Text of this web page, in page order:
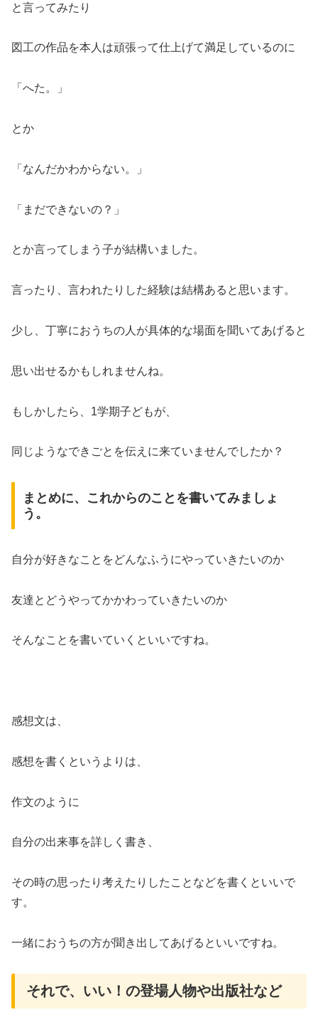
と言ってみたり
図工の作品を本人は頑張って仕上げて満足しているのに
「へた。」
とか
「なんだかわからない。」
「まだできないの？」
とか言ってしまう子が結構いました。
言ったり、言われたりした経験は結構あると思います。
少し、丁寧におうちの人が具体的な場面を聞いてあげると
思い出せるかもしれませんね。
もしかしたら、1学期子どもが、
同じようなできごとを伝えに来ていませんでしたか？
まとめに、これからのことを書いてみましょ
う。
自分が好きなことをどんなふうにやっていきたいのか
友達とどうやってかかわっていきたいのか
そんなことを書いていくといいですね。
感想文は、
感想を書くというよりは、
作文のように
自分の出来事を詳しく書き、
その時の思ったり考えたりしたことなどを書くといいで
す。
一緒におうちの方が聞き出してあげるといいですね。
それで、いい！の登場人物や出版社など